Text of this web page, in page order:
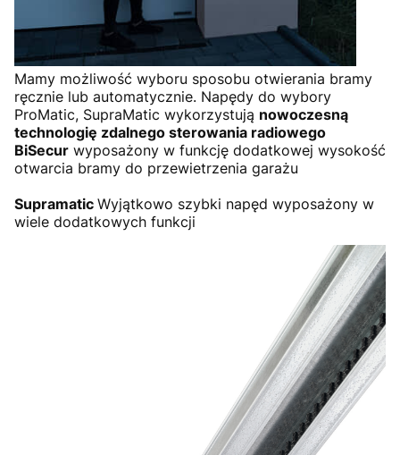
Mamy możliwość wyboru sposobu otwierania bramy
ręcznie lub automatycznie. Napędy do wybory
ProMatic, SupraMatic wykorzystują nowoczesną
technologię zdalnego sterowania radiowego
BiSecur wyposażony w funkcję dodatkowej wysokość
otwarcia bramy do przewietrzenia garażu
Supramatic Wyjątkowo szybki napęd wyposażony w
wiele dodatkowych funkcji